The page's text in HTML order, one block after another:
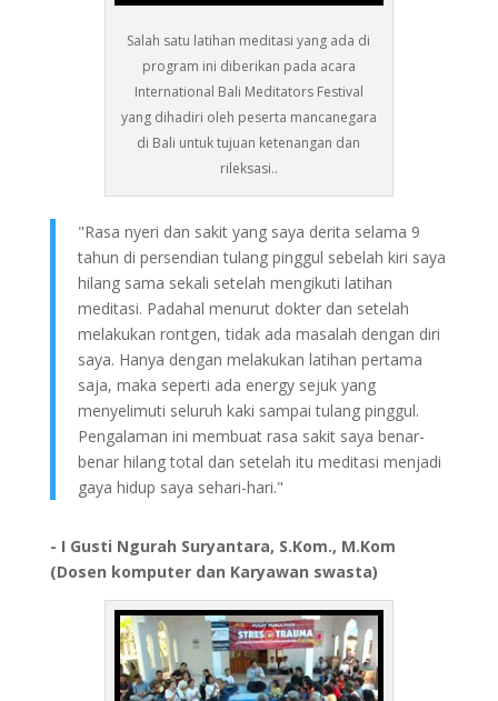
Salah satu latihan meditasi yang ada di
program ini diberikan pada acara
International Bali Meditators Festival
yang dihadiri oleh peserta mancanegara
di Bali untuk tujuan ketenangan dan
rileksasi..
"Rasa nyeri dan sakit yang saya derita selama 9
tahun di persendian tulang pinggul sebelah kiri saya
hilang sama sekali setelah mengikuti latihan
meditasi. Padahal menurut dokter dan setelah
melakukan rontgen, tidak ada masalah dengan diri
saya. Hanya dengan melakukan latihan pertama
saja, maka seperti ada energy sejuk yang
menyelimuti seluruh kaki sampai tulang pinggul.
Pengalaman ini membuat rasa sakit saya benar-
benar hilang total dan setelah itu meditasi menjadi
gaya hidup saya sehari-hari."
- I Gusti Ngurah Suryantara, S.Kom., M.Kom
(Dosen komputer dan Karyawan swasta)